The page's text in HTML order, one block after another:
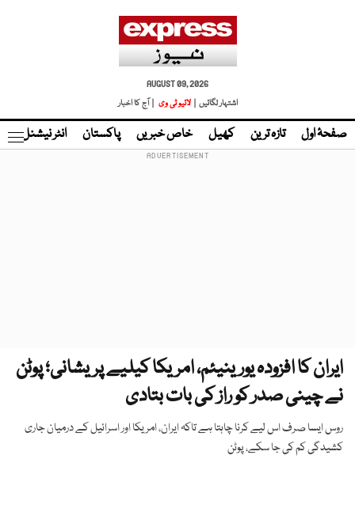
AUGUST 09, 2026
اشتہار لگائیں |
لائیو ٹی وی | آج کا اخبار
صفحۂ اول تازہ ترین کھیل خاص خبریں پاکستان انٹر نیشنل
ایران کا افزودہ یورینیئم، امریکا کیلیے پریشانی؛ پوٹن
نے چینی صدر کو راز کی بات بتادی
روس ایسا صرف اس لیے کرنا چاہتا ہے تاکہ ایران، امریکا اور اسرائیل کے درمیان جاری
کشیدگی کم کی جا سکے، پوٹن